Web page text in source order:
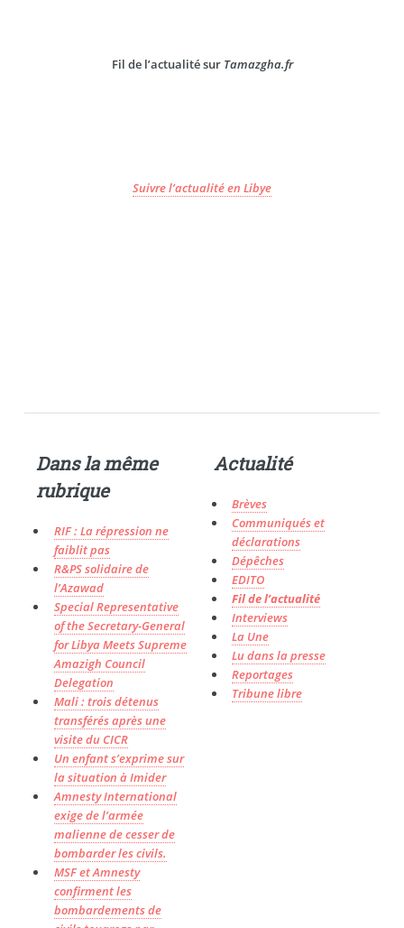
Fil de l’actualité sur Tamazgha.fr
Suivre l’actualité en Libye
Dans la même
rubrique
RIF : La répression ne
faiblit pas
R&PS solidaire de
l’Azawad
Special Representative
of the Secretary-General
for Libya Meets Supreme
Amazigh Council
Delegation
Mali : trois détenus
transférés après une
visite du CICR
Un enfant s’exprime sur
la situation à Imider
Amnesty International
exige de l’armée
malienne de cesser de
bombarder les civils.
MSF et Amnesty
confirment les
bombardements de
Actualité
Brèves
Communiqués et
déclarations
Dépêches
EDITO
Fil de l’actualité
Interviews
La Une
Lu dans la presse
Reportages
Tribune libre